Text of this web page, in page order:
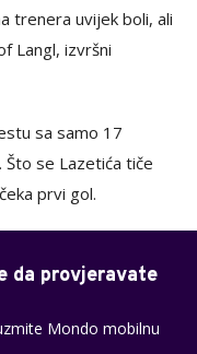
trenera uvijek boli, ali
Langl, izvršni
sa samo 17
Što se Lazetića tiče
prvi gol.
da provjeravate
Mondo mobilnu